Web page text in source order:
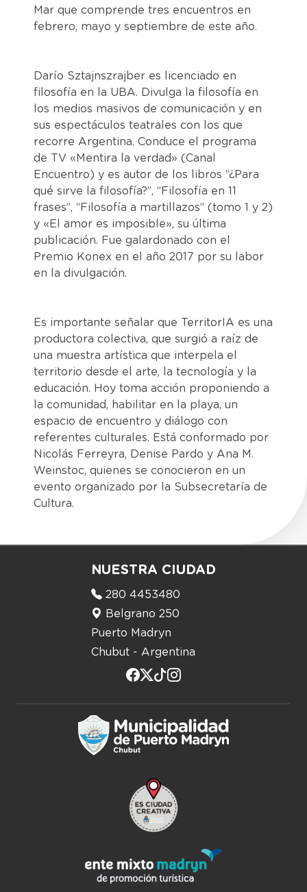
Mar que comprende tres encuentros en
febrero, mayo y septiembre de este año.
Darío Sztajnszrajber es licenciado en
filosofía en la UBA. Divulga la filosofía en
los medios masivos de comunicación y en
sus espectáculos teatrales con los que
recorre Argentina. Conduce el programa
de TV «Mentira la verdad» (Canal
Encuentro) y es autor de los libros “¿Para
qué sirve la filosofía?”, “Filosofía en 11
frases”, “Filosofía a martillazos” (tomo 1 y 2)
y «El amor es imposible», su última
publicación. Fue galardonado con el
Premio Konex en el año 2017 por su labor
en la divulgación.
Es importante señalar que TerritorIA es una
productora colectiva, que surgió a raíz de
una muestra artística que interpela el
territorio desde el arte, la tecnología y la
educación. Hoy toma acción proponiendo a
la comunidad, habilitar en la playa, un
espacio de encuentro y diálogo con
referentes culturales. Está conformado por
Nicolás Ferreyra, Denise Pardo y Ana M.
Weinstoc, quienes se conocieron en un
evento organizado por la Subsecretaría de
Cultura.
NUESTRA CIUDAD
280 4453480
Belgrano 250
Puerto Madryn
Chubut - Argentina